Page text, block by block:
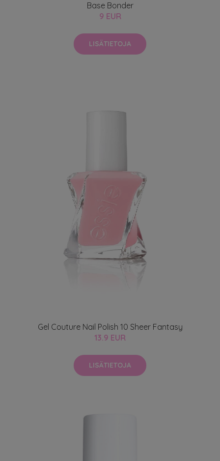
Base Bonder
9 EUR
LISÄTIETOJA
Gel Couture Nail Polish 10 Sheer Fantasy
13.9 EUR
LISÄTIETOJA